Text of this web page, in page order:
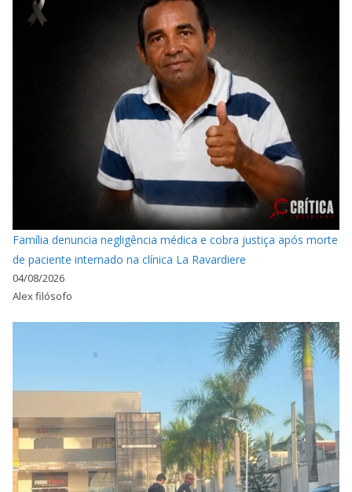
Família denuncia negligência médica e cobra justiça após morte
de paciente internado na clínica La Ravardiere
04/08/2026
Alex filósofo